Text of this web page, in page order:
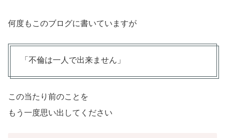
何度もこのブログに書いていますが
「不倫は一人で出来ません」
この当たり前のことを
もう一度思い出してください